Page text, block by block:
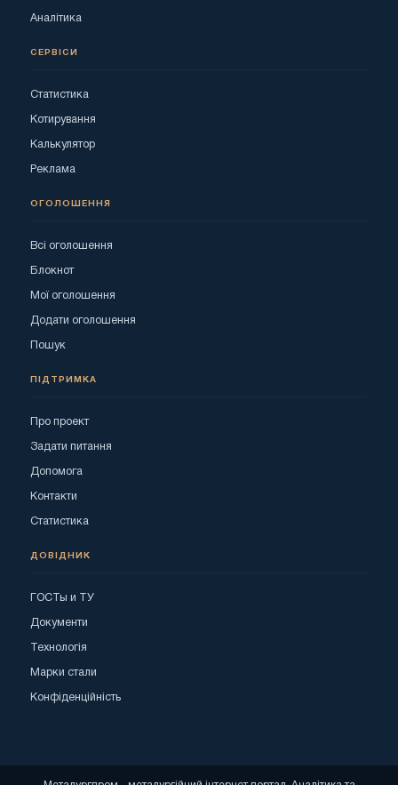
Аналітика
СЕРВІСИ
Статистика
Котирування
Калькулятор
Реклама
ОГОЛОШЕННЯ
Всі оголошення
Блокнот
Мої оголошення
Додати оголошення
Пошук
ПІДТРИМКА
Про проект
Задати питання
Допомога
Контакти
Статистика
ДОВІДНИК
ГОСТы и ТУ
Документи
Технологія
Марки стали
Конфіденційність